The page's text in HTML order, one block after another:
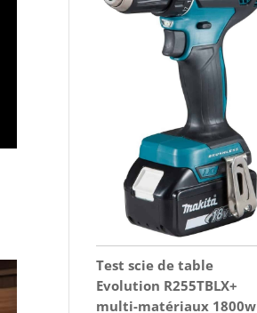
Test scie de table
Evolution R255TBLX+
multi-matériaux 1800w